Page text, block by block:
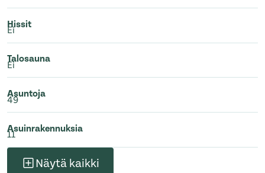
Hissit
Ei
Talosauna
Ei
Asuntoja
49
Asuinrakennuksia
11
Näytä kaikki